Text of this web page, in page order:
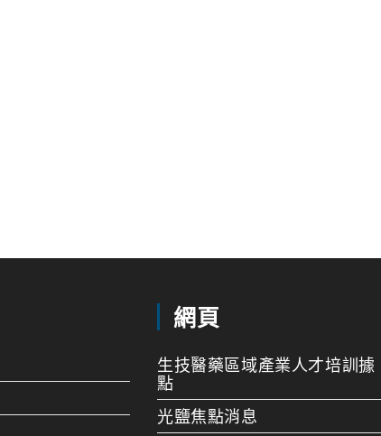
網頁
生技醫藥區域產業人才培訓據
點
光鹽焦點消息